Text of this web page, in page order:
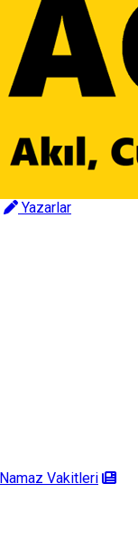
Yazarlar
Namaz Vakitleri